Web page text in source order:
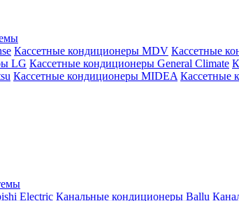
Кассетные кондиционеры MDV Кассетные
LG Кассетные кондиционеры General Climate
Кассетные кондиционеры MIDEA Кассетные
Electric Канальные кондиционеры Ballu